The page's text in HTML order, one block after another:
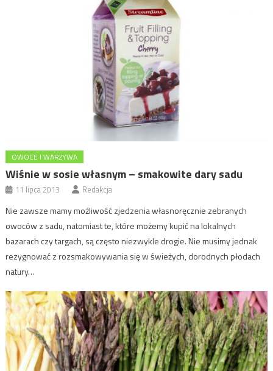
OWOCE I WARZYWA
Wiśnie w sosie własnym – smakowite dary sadu
11 lipca 2013 Redakcja
Nie zawsze mamy możliwość zjedzenia własnoręcznie zebranych
owoców z sadu, natomiast te, które możemy kupić na lokalnych
bazarach czy targach, są często niezwykle drogie. Nie musimy jednak
rezygnować z rozsmakowywania się w świeżych, dorodnych płodach
natury…